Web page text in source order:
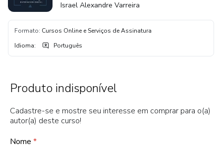
Israel Alexandre Varreira
Formato: Cursos Online e Serviços de Assinatura
Idioma: Português
Produto indisponível
Cadastre-se e mostre seu interesse em comprar para o(a)
autor(a) deste curso!
Nome *